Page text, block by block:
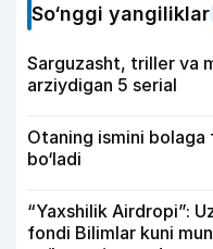
So‘nggi yangiliklar
Sarguzasht, triller va
arziydigan 5 serial
Otaning ismini
bo‘ladi
“Yaxshilik Airdropi”:
fondi Bilimlar kuni